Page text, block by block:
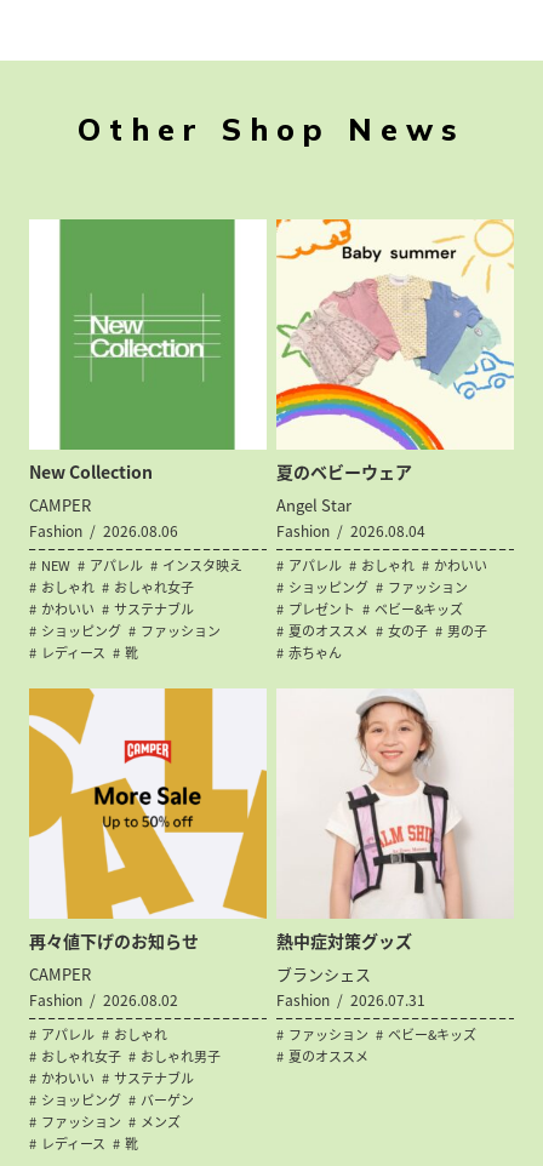
Other Shop News
New Collection
CAMPER
Fashion 2026.08.06
NEW アパレル
インスタ映え
おしゃれ
おしゃれ女子
かわいい
サステナブル
ショッピング
ファッション
レディース
靴
夏のベビーウェア
Angel Star
Fashion 2026.08.04
アパレル おしゃれ
かわいい
ショッピング
ファッション
プレゼント
ベビー&キッズ
夏のオススメ
女の子
男の子
赤ちゃん
再々値下げのお知らせ
CAMPER
Fashion 2026.08.02
アパレル
おしゃれ
おしゃれ女子
おしゃれ男子
かわいい
サステナブル
ショッピング
バーゲン
ファッション
メンズ
レディース
靴
熱中症対策グッズ
ブランシェス
Fashion 2026.07.31
ファッション
ベビー&キッズ
夏のオススメ